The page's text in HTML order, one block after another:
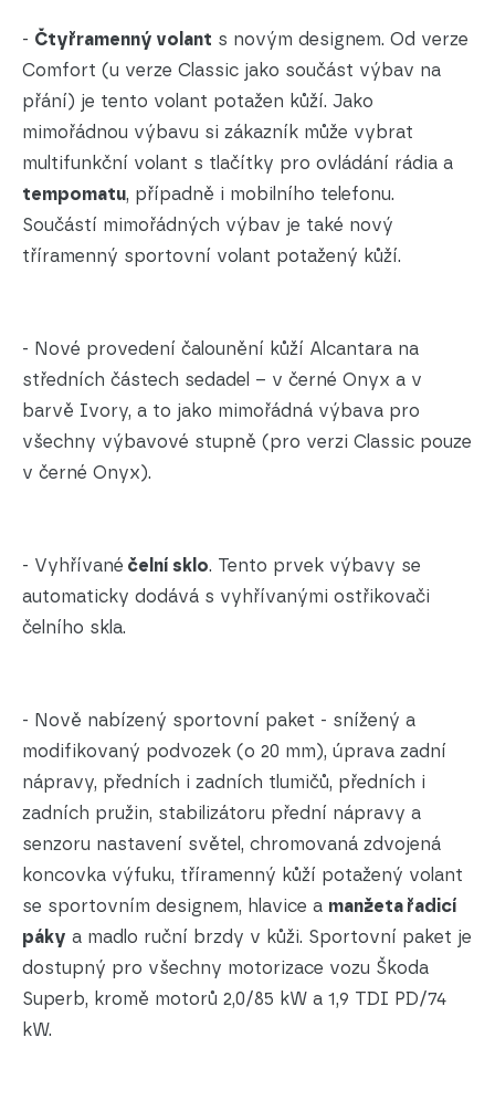
- Čtyřramenný volant s novým designem. Od verze
Comfort (u verze Classic jako součást výbav na
přání) je tento volant potažen kůží. Jako
mimořádnou výbavu si zákazník může vybrat
multifunkční volant s tlačítky pro ovládání rádia a
tempomatu, případně i mobilního telefonu.
Součástí mimořádných výbav je také nový
tříramenný sportovní volant potažený kůží.
- Nové provedení čalounění kůží Alcantara na
středních částech sedadel – v černé Onyx a v
barvě Ivory, a to jako mimořádná výbava pro
všechny výbavové stupně (pro verzi Classic pouze
v černé Onyx).
- Vyhřívané čelní sklo. Tento prvek výbavy se
automaticky dodává s vyhřívanými ostřikovači
čelního skla.
- Nově nabízený sportovní paket - snížený a
modifikovaný podvozek (o 20 mm), úprava zadní
nápravy, předních i zadních tlumičů, předních i
zadních pružin, stabilizátoru přední nápravy a
senzoru nastavení světel, chromovaná zdvojená
koncovka výfuku, tříramenný kůží potažený volant
se sportovním designem, hlavice a manžeta řadicí
páky a madlo ruční brzdy v kůži. Sportovní paket je
dostupný pro všechny motorizace vozu Škoda
Superb, kromě motorů 2,0/85 kW a 1,9 TDI PD/74
kW.